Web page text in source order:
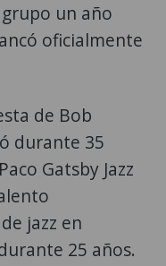
un año
oficialmente
de Bob
durante 35
Gatsby Jazz
jazz en
25 años.